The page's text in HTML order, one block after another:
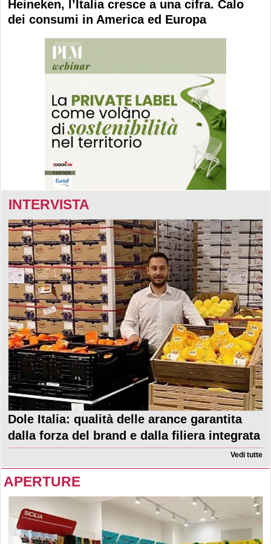
Heineken, l’Italia cresce a una cifra. Calo
dei consumi in America ed Europa
INTERVISTA
Dole Italia: qualità delle arance garantita
dalla forza del brand e dalla filiera integrata
Vedi tutte
APERTURE